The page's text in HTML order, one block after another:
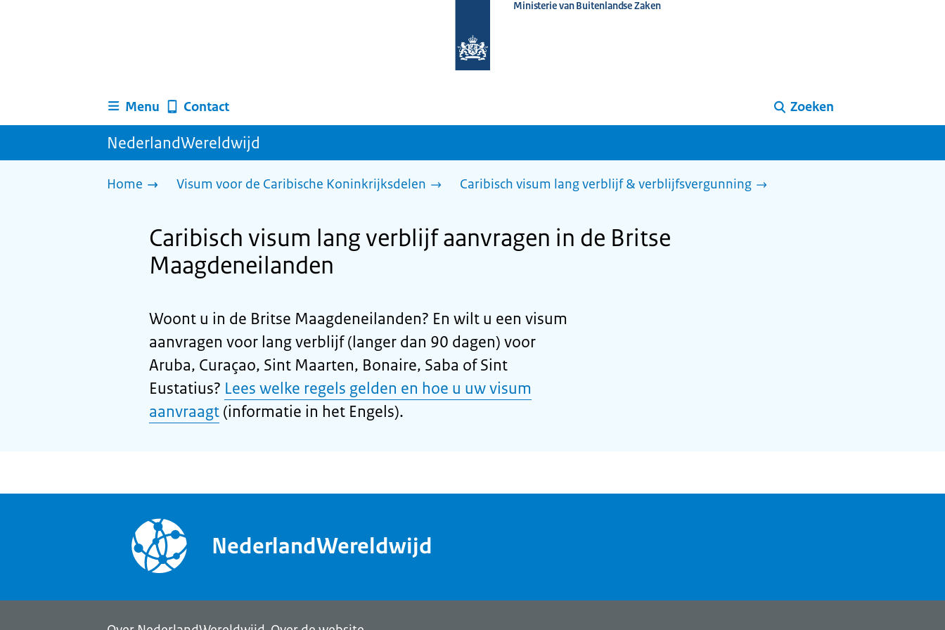
homepage
Ministerie van Buitenlandse Zaken
Menu Contact Zoeken
NederlandWereldwijd
Home Visum voor de Caribische Koninkrijksdelen Caribisch visum lang verblijf & verblijfsvergunning
Caribisch visum lang verblijf aanvragen in de Britse
Maagdeneilanden
Woont u in de Britse Maagdeneilanden? En wilt u een visum
aanvragen voor lang verblijf (langer dan 90 dagen) voor
Aruba, Curaçao, Sint Maarten, Bonaire, Saba of Sint
Eustatius? Lees welke regels gelden en hoe u uw visum
aanvraagt (informatie in het Engels).
NederlandWereldwijd